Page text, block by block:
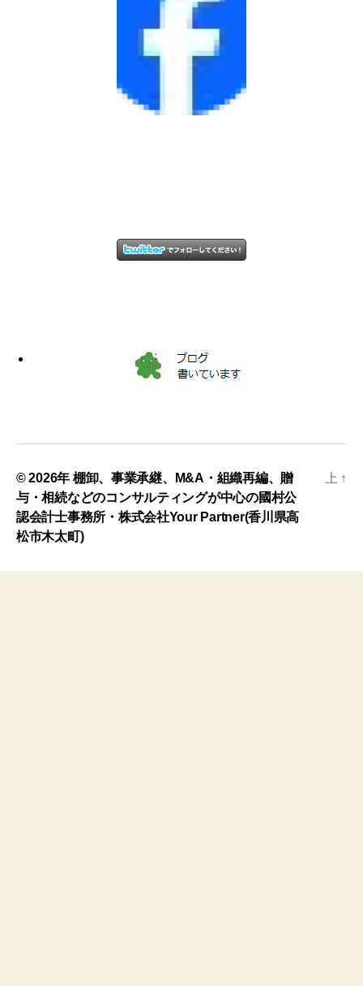
© 2026年 棚卸、事業承継、M&A・組織再編、贈
与・相続などのコンサルティングが中心の國村公
認会計士事務所・株式会社Your Partner(香川県高
松市木太町)
上 ↑